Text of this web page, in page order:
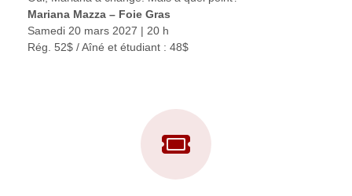
Mariana Mazza – Foie Gras
Samedi 20 mars 2027 | 20 h
Rég. 52$ / Aîné et étudiant : 48$